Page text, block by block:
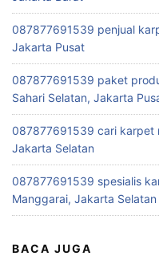
087877691539 penjual
Jakarta Pusat
087877691539 paket
Sahari Selatan, Jakarta
087877691539 cari karpet
Jakarta Selatan
087877691539 spesialis
Manggarai, Jakarta Selatan
BACA JUGA